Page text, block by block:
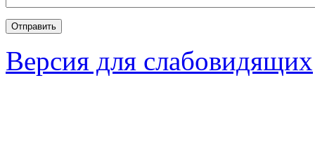
Версия для слабовидящих